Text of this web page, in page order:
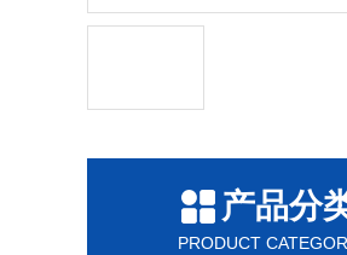
产品分
PRODUCT